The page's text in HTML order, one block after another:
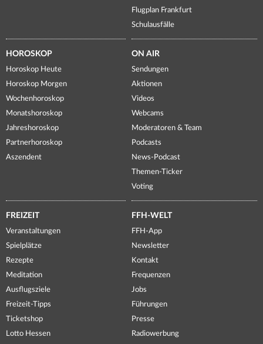
Flugplan Frankfurt
Schulausfälle
HOROSKOP
Horoskop Heute
Horoskop Morgen
Wochenhoroskop
Monatshoroskop
Jahreshoroskop
Partnerhoroskop
Aszendent
ON AIR
Sendungen
Aktionen
Videos
Webcams
Moderatoren & Team
Podcasts
News-Podcast
Themen-Ticker
Voting
FREIZEIT
Veranstaltungen
Spielplätze
Rezepte
Meditation
Ausflugsziele
Freizeit-Tipps
Ticketshop
Lotto Hessen
FFH-WELT
FFH-App
Newsletter
Kontakt
Frequenzen
Jobs
Führungen
Presse
Radiowerbung